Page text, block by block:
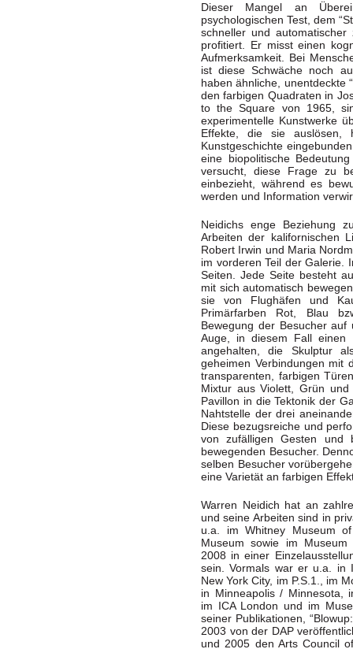
Dieser Mangel an
psychologischen Test, dem
schneller und
profitiert. Er misst einen
Aufmerksamkeit. Bei
ist diese Schwäche noch
haben ähnliche, unentdeckte
den farbigen Quadraten in
to the Square von 1965,
experimentelle Kunstwerke
Effekte, die sie auslösen,
Kunstgeschichte
eine biopolitische
versucht, diese Frage zu
einbezieht, während es
werden und Information
Neidichs enge Beziehung
Arbeiten der kalifornischen
Robert Irwin und Maria
im vorderen Teil der Galerie.
Seiten. Jede Seite besteht
mit sich automatisch
sie von Flughäfen und
Primärfarben Rot, Blau
Bewegung der Besucher
Auge, in diesem Fall einen
angehalten, die Skulptur
geheimen Verbindungen mit
transparenten, farbigen
Mixtur aus Violett, Grün
Pavillon in die Tektonik der
Nahtstelle der drei
Diese bezugsreiche und
von zufälligen Gesten und
bewegenden Besucher.
selben Besucher
eine Varietät an farbigen
Warren Neidich hat an
und seine Arbeiten sind in
u.a. im Whitney Museum
Museum sowie im
2008 in einer
sein. Vormals war er u.a. in
New York City, im P.S.1., im
in Minneapolis / Minnesota,
im ICA London und im
seiner Publikationen,
2003 von der DAP
und 2005 den Arts Council